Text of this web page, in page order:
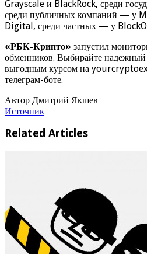
Grayscale и BlackRock, среди
среди публичных компаний — у
Digital, среди частных — у
«РБК-Крипто» запустил
обменников. Выбирайте
выгодным курсом на
телеграм-боте.
Автор Дмитрий Якшев
Источник
Related Articles